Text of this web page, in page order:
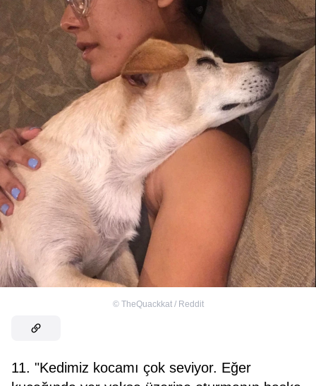
© TheQuackkat / Reddit
11. "Kedimiz kocamı çok seviyor. Eğer